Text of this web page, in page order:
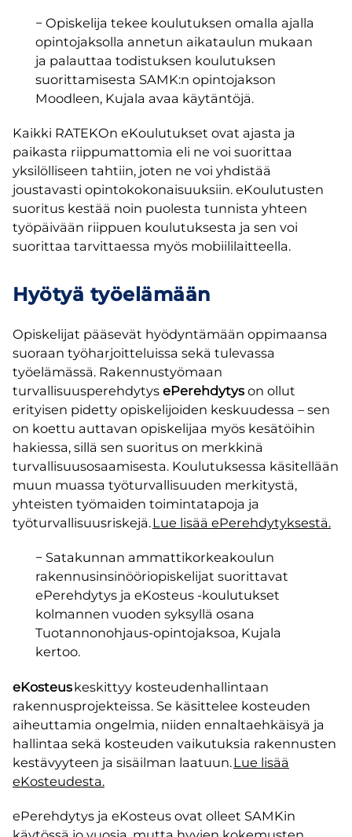
− Opiskelija tekee koulutuksen omalla ajalla
opintojaksolla annetun aikataulun mukaan
ja palauttaa todistuksen koulutuksen
suorittamisesta SAMK:n opintojakson
Moodleen, Kujala avaa käytäntöjä.
Kaikki RATEKOn eKoulutukset ovat ajasta ja
paikasta riippumattomia eli ne voi suorittaa
yksilölliseen tahtiin, joten ne voi yhdistää
joustavasti opintokokonaisuuksiin. eKoulutusten
suoritus kestää noin puolesta tunnista yhteen
työpäivään riippuen koulutuksesta ja sen voi
suorittaa tarvittaessa myös mobiililaitteella.
Hyötyä työelämään
Opiskelijat pääsevät hyödyntämään oppimaansa
suoraan työharjoitteluissa sekä tulevassa
työelämässä. Rakennustyömaan
turvallisuusperehdytys ePerehdytys on ollut
erityisen pidetty opiskelijoiden keskuudessa – sen
on koettu auttavan opiskelijaa myös kesätöihin
hakiessa, sillä sen suoritus on merkkinä
turvallisuusosaamisesta. Koulutuksessa käsitellään
muun muassa työturvallisuuden merkitystä,
yhteisten työmaiden toimintatapoja ja
työturvallisuusriskejä.Lue lisää ePerehdytyksestä.
− Satakunnan ammattikorkeakoulun
rakennusinsinööriopiskelijat suorittavat
ePerehdytys ja eKosteus -koulutukset
kolmannen vuoden syksyllä osana
Tuotannonohjaus-opintojaksoa, Kujala
kertoo.
eKosteuskeskittyy kosteudenhallintaan
rakennusprojekteissa. Se käsittelee kosteuden
aiheuttamia ongelmia, niiden ennaltaehkäisyä ja
hallintaa sekä kosteuden vaikutuksia rakennusten
kestävyyteen ja sisäilman laatuun.Lue lisää
eKosteudesta.
ePerehdytys ja eKosteus ovat olleet SAMKin